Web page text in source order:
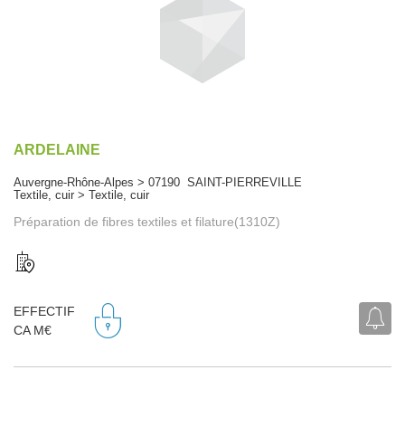
ARDELAINE
Auvergne-Rhône-Alpes > 07190 SAINT-PIERREVILLE
Textile, cuir > Textile, cuir
Préparation de fibres textiles et filature(1310Z)
EFFECTIF
CA M€